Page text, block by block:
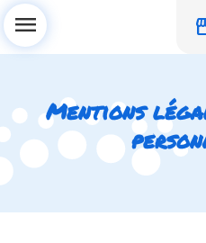
menu
Mentions